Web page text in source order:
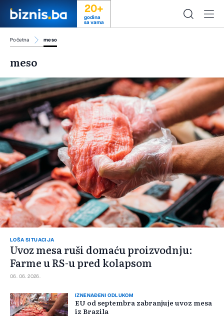
20+
godina
sa vama
Početna meso
meso
LOŠA SITUACIJA
Uvoz mesa ruši domaću proizvodnju:
Farme u RS-u pred kolapsom
06. 06. 2026.
IZNENAĐENI ODLUKOM
EU od septembra zabranjuje uvoz mesa
iz Brazila